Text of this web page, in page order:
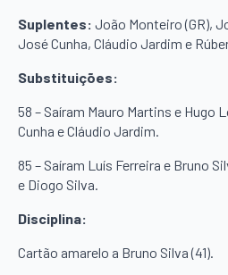
Suplentes: João Monteiro (GR),
José Cunha, Cláudio Jardim e
Substituições:
58 – Saíram Mauro Martins e Hugo
Cunha e Cláudio Jardim.
85 – Saíram Luís Ferreira e Bruno
e Diogo Silva.
Disciplina:
Cartão amarelo a Bruno Silva (41).